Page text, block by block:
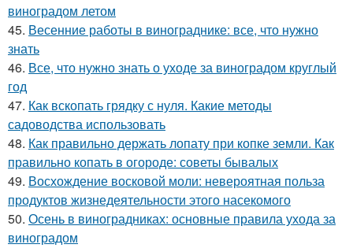
виноградом летом
45. Весенние работы в винограднике: все, что нужно
знать
46. Все, что нужно знать о уходе за виноградом круглый
год
47. Как вскопать грядку с нуля. Какие методы
садоводства использовать
48. Как правильно держать лопату при копке земли. Как
правильно копать в огороде: советы бывалых
49. Восхождение восковой моли: невероятная польза
продуктов жизнедеятельности этого насекомого
50. Осень в виноградниках: основные правила ухода за
виноградом